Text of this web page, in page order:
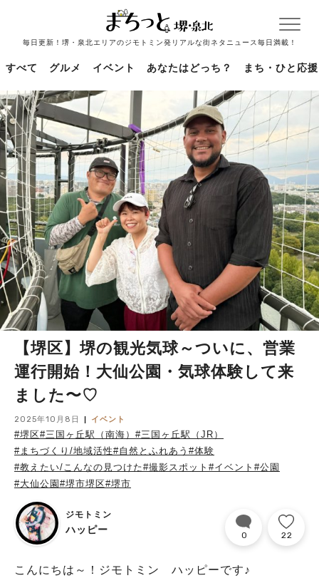
毎日更新！堺・泉北エリアのジモトミン発リアルな街ネタニュース毎日満載！
すべて グルメ イベント あなたはどっち？ まち・ひと応援
【堺区】堺の観光気球～ついに、営業
運行開始！大仙公園・気球体験して来
ました〜♡
2025年10月8日 イベント
#堺区#三国ヶ丘駅（南海） #三国ヶ丘駅（JR）
#まちづくり/地域活性#自然とふれあう #体験
#教えたい/こんなの見つけた#撮影スポット #イベント #公園
#大仙公園#堺市堺区#堺市
ジモトミン
ハッピー 0 22
こんにちは～！ジモトミン ハッピーです♪